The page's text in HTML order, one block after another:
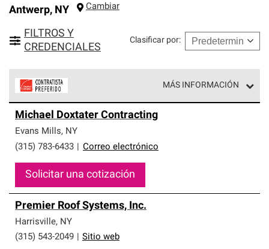
Antwerp, NY Cambiar
FILTROS Y
CREDENCIALES
Clasificar por:
MÁS INFORMACIÓN
parte de una red exclusiva de profesionales de techos
que cumplen con altos estándares y requisitos estrictos
de profesionalismo y confiabilidad.
Michael Doxtater Contracting
Evans Mills, NY
(315) 783-6433
Correo electrónico
Solicitar una cotización
Premier Roof Systems, Inc.
Harrisville, NY
(315) 543-2049
Sitio web